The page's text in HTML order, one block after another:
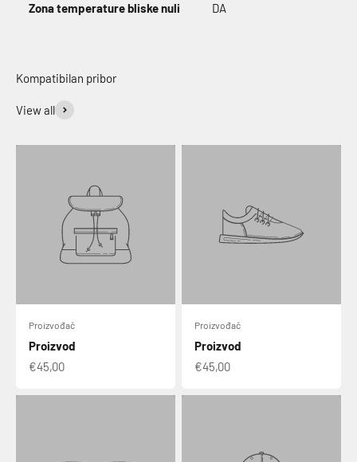
Zona temperature bliske nuli DA
View all
Proizvođač
Proizvod
€45,00
Proizvođač
Proizvod
€45,00